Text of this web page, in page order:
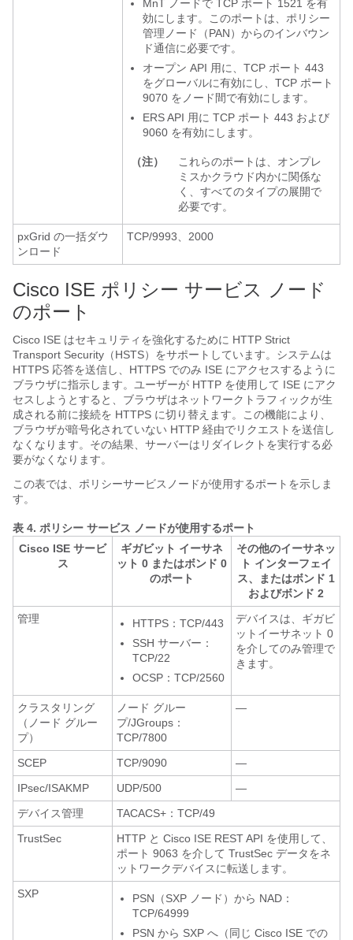
MnT ノードで TCP ポート 1521 を有
効にします。このポートは、ポリシー
管理ノード（PAN）からのインバウン
ド通信に必要です。
オープン API 用に、TCP ポート 443
をグローバルに有効にし、TCP ポート
9070 をノード間で有効にします。
ERS API 用に TCP ポート 443 および
9060 を有効にします。
（注）
これらのポートは、オンプレ
ミスかクラウド内かに関係な
く、すべてのタイプの展開で
必要です。
pxGrid の一括ダウ
ンロード
TCP/9993、2000
Cisco ISE ポリシー サービス ノード
のポート
Cisco ISE はセキュリティを強化するために HTTP Strict
Transport Security（HSTS）をサポートしています。システムは
HTTPS 応答を送信し、HTTPS でのみ ISE にアクセスするように
ブラウザに指示します。ユーザーが HTTP を使用して ISE にアク
セスしようとすると、ブラウザはネットワークトラフィックが生
成される前に接続を HTTPS に切り替えます。この機能により、
ブラウザが暗号化されていない HTTP 経由でリクエストを送信し
なくなります。その結果、サーバーはリダイレクトを実行する必
要がなくなります。
この表では、ポリシーサービスノードが使用するポートを示しま
す。
表 4. ポリシー サービス ノードが使用するポート
Cisco ISE サービ
ス
ギガビット イーサネ
ット 0 またはボンド 0
のポート
その他のイーサネッ
ト インターフェイ
ス、またはボンド 1
およびボンド 2
管理
HTTPS：TCP/443
SSH サーバー：
TCP/22
OCSP：TCP/2560
デバイスは、ギガビ
ットイーサネット 0
を介してのみ管理で
きます。
クラスタリング
（ノード グルー
プ）
ノード グルー
プ/JGroups：
TCP/7800
—
SCEP TCP/9090
—
IPsec/ISAKMP
UDP/500
—
デバイス管理
TACACS+：TCP/49
TrustSec
HTTP と Cisco ISE REST API を使用して、
ポート 9063 を介して TrustSec データをネ
ットワークデバイスに転送します。
SXP
PSN（SXP ノード）から NAD：
TCP/64999
PSN から SXP へ（同じ Cisco ISE での